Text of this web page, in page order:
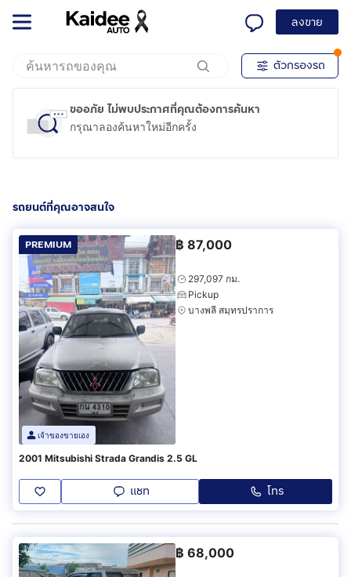
ลงขาย
ตัวกรองรถ
ขออภัย ไม่พบประกาศที่คุณต้องการค้นหา
กรุณาลองค้นหาใหม่อีกครั้ง
รถยนต์ที่คุณอาจสนใจ
PREMIUM
เจ้าของขายเอง
฿ 87,000
297,097 กม.
Pickup
บางพลี สมุทรปราการ
2001 Mitsubishi Strada Grandis 2.5 GL
แชท โทร
฿ 68,000